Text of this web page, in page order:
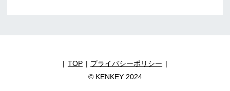
© KENKEY 2024
TOP プライバシーポリシー